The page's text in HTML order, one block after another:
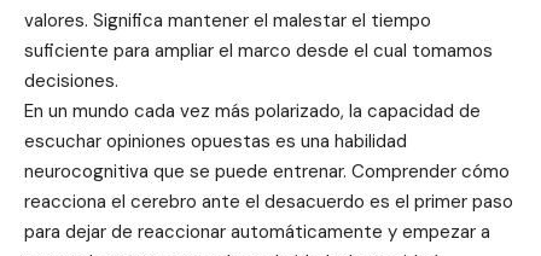
valores. Significa mantener el malestar el tiempo
suficiente para ampliar el marco desde el cual tomamos
decisiones.
En un mundo cada vez más polarizado, la capacidad de
escuchar opiniones opuestas es una habilidad
neurocognitiva que se puede entrenar. Comprender cómo
reacciona el cerebro ante el desacuerdo es el primer paso
para dejar de reaccionar automáticamente y empezar a